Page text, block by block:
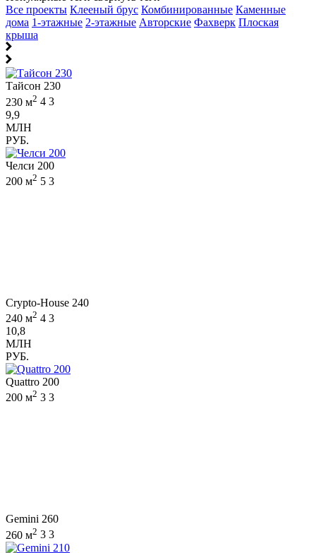
Все проекты Клееный брус Комбинированные Каменные
дома 1-этажные 2-этажные Авторские Фахверк Плоская
крыша
Тайсон 230
230 м2 4 3
9,9
МЛН
РУБ.
Челси 200
200 м2 5 3
Crypto-House 240
240 м2 4 3
10,8
МЛН
РУБ.
Quattro 200
200 м2 3 3
Gemini 260
260 м2 3 3